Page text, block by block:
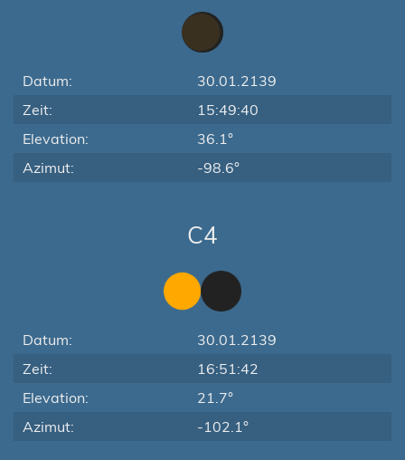
Datum:
30.01.2139
Zeit:
15:49:40
Elevation:
36.1°
Azimut:
-98.6°
C4
Datum:
30.01.2139
Zeit:
16:51:42
Elevation:
21.7°
Azimut:
-102.1°